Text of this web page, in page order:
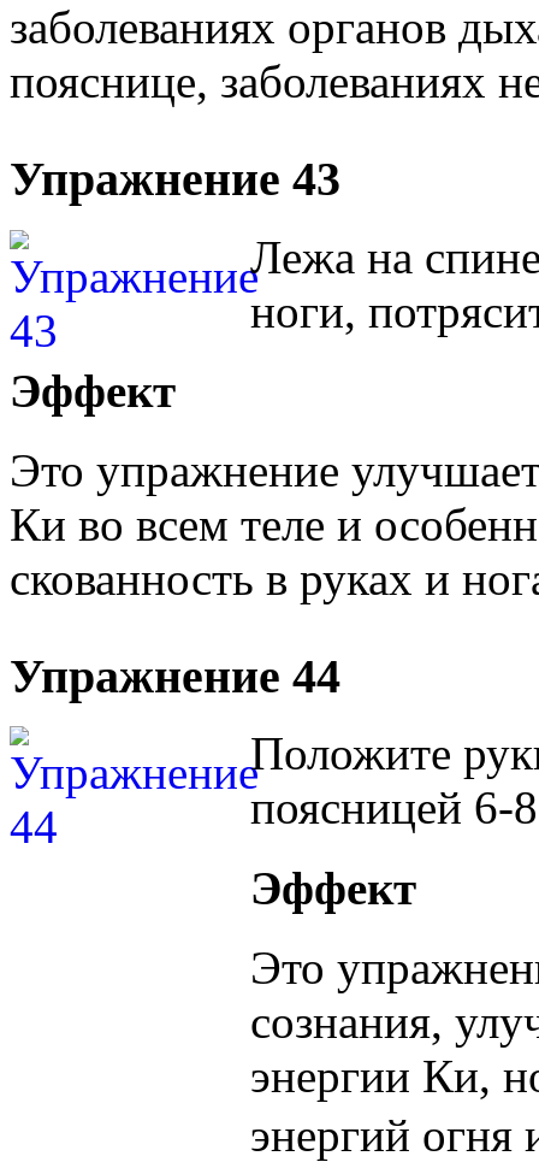
заболеваниях органов
пояснице, заболеваниях
Упражнение 43
Лежа на
ноги,
Эффект
Это упражнение
Ки во всем теле и
скованность в руках и
Упражнение 44
Положите
поясницей 6-
Эффект
Это
сознания,
энергии Ки,
энергий